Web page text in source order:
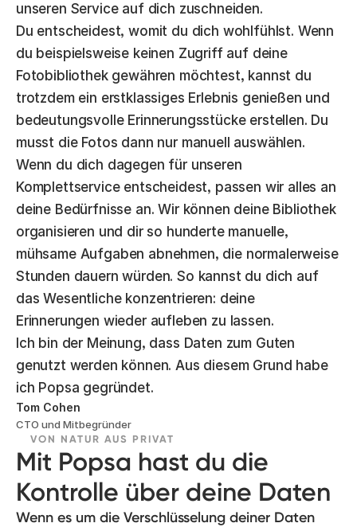
unseren Service auf dich zuschneiden.
Du entscheidest, womit du dich wohlfühlst. Wenn
du beispielsweise keinen Zugriff auf deine
Fotobibliothek gewähren möchtest, kannst du
trotzdem ein erstklassiges Erlebnis genießen und
bedeutungsvolle Erinnerungsstücke erstellen. Du
musst die Fotos dann nur manuell auswählen.
Wenn du dich dagegen für unseren
Komplettservice entscheidest, passen wir alles an
deine Bedürfnisse an. Wir können deine Bibliothek
organisieren und dir so hunderte manuelle,
mühsame Aufgaben abnehmen, die normalerweise
Stunden dauern würden. So kannst du dich auf
das Wesentliche konzentrieren: deine
Erinnerungen wieder aufleben zu lassen.
Ich bin der Meinung, dass Daten zum Guten
genutzt werden können. Aus diesem Grund habe
ich Popsa gegründet.
Tom Cohen
CTO und Mitbegründer
VON NATUR AUS PRIVAT
Mit Popsa hast du die
Kontrolle über deine Daten
Wenn es um die Verschlüsselung deiner Daten